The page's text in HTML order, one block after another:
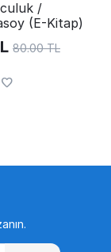
/
(E-Kitap)
80.00 TL